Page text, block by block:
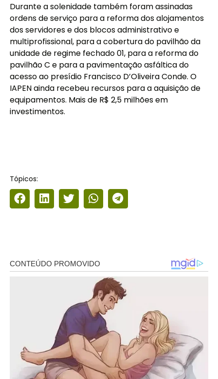
Durante a solenidade também foram assinadas
ordens de serviço para a reforma dos alojamentos
dos servidores e dos blocos administrativo e
multiprofissional, para a cobertura do pavilhão da
unidade de regime fechado 01, para a reforma do
pavilhão C e para a pavimentação asfáltica do
acesso ao presídio Francisco D’Oliveira Conde. O
IAPEN ainda recebeu recursos para a aquisição de
equipamentos. Mais de R$ 2,5 milhões em
investimentos.
Tópicos: